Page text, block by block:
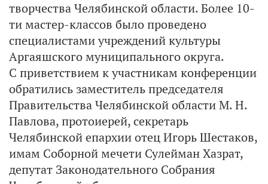
творчества Челябинской области. Более 10-
ти мастер-классов было проведено
специалистами учреждений культуры
Аргаяшского муниципального округа.
С приветствием к участникам конференции
обратились заместитель председателя
Правительства Челябинской области М. Н.
Павлова, протоиерей, секретарь
Челябинской епархии отец Игорь Шестаков,
имам Соборной мечети Сулейман Хазрат,
депутат Законодательного Собрания